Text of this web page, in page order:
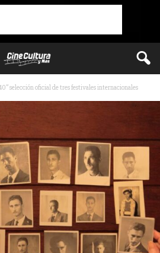
selección oficial de tres festivales internacionales